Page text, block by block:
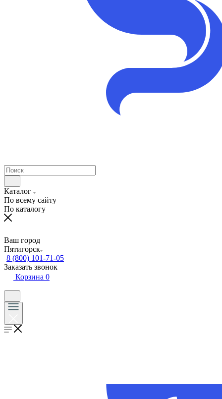
Каталог
По всему сайту
По каталогу
Ваш город
Пятигорск
8 (800) 101-71-05
Заказать звонок
Корзина 0